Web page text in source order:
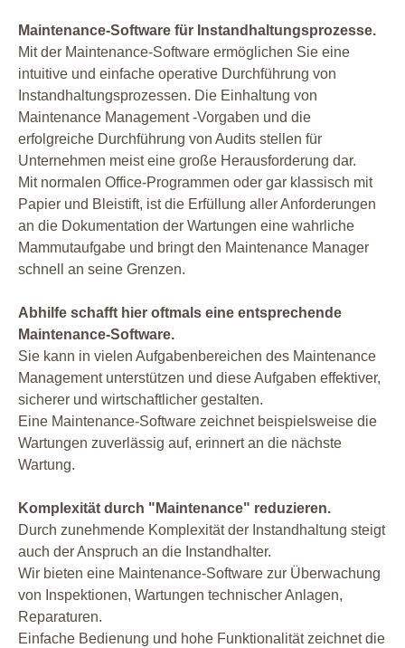
Maintenance-Software für Instandhaltungsprozesse.
Mit der Maintenance-Software ermöglichen Sie eine
intuitive und einfache operative Durchführung von
Instandhaltungsprozessen. Die Einhaltung von
Maintenance Management -Vorgaben und die
erfolgreiche Durchführung von Audits stellen für
Unternehmen meist eine große Herausforderung dar.
Mit normalen Office-Programmen oder gar klassisch mit
Papier und Bleistift, ist die Erfüllung aller Anforderungen
an die Dokumentation der Wartungen eine wahrliche
Mammutaufgabe und bringt den Maintenance Manager
schnell an seine Grenzen.
Abhilfe schafft hier oftmals eine entsprechende
Maintenance-Software.
Sie kann in vielen Aufgabenbereichen des Maintenance
Management unterstützen und diese Aufgaben effektiver,
sicherer und wirtschaftlicher gestalten.
Eine Maintenance-Software zeichnet beispielsweise die
Wartungen zuverlässig auf, erinnert an die nächste
Wartung.
Komplexität durch "Maintenance" reduzieren.
Durch zunehmende Komplexität der Instandhaltung steigt
auch der Anspruch an die Instandhalter.
Wir bieten eine Maintenance-Software zur Überwachung
von Inspektionen, Wartungen technischer Anlagen,
Reparaturen.
Einfache Bedienung und hohe Funktionalität zeichnet die